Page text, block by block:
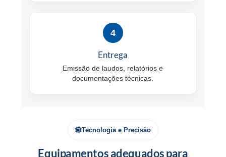
4
Entrega
Emissão de laudos, relatórios e
documentações técnicas.
Tecnologia e Precisão
Equipamentos adequados para